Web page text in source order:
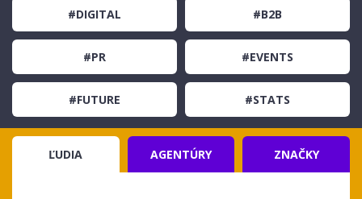
#DIGITAL #B2B
#PR #EVENTS
#FUTURE #STATS
ĽUDIA AGENTÚRY ZNAČKY